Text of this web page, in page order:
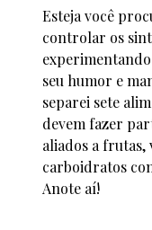
Esteja você
controlar os
seu humor e
separei sete
devem fazer
aliados a frutas,
carboidratos
Anote aí!